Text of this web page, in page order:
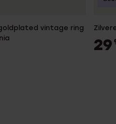
vintage ring
29